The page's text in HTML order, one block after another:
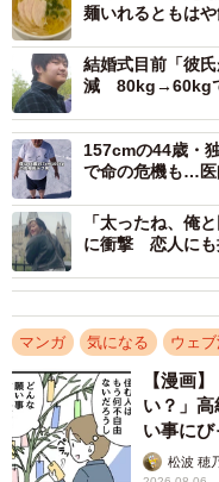
食事制限とか運動とかしない
そこへ現れたのが餅屋
ットの話を聞いたにも
見つけた」と誘惑する
中にあえて食事制限を
まで言い出すのでした
麺いれるともは
結婚式目前「彼
減 80kg→60kg
157cmの44歳・
で命の危機も…医
「太ったね、俺
に衝撃 恋人にも
マンガ 気になる ウェ
【漫画
い？」
い事に
松波 穂